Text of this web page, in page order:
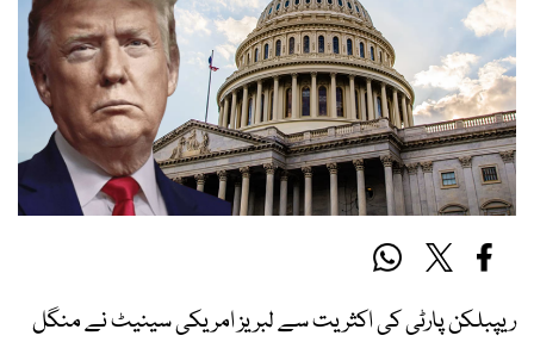
ریپبلکن پارٹی کی اکثریت سے لبریز امریکی سینیٹ نے منگل